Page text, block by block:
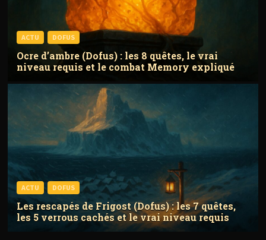
ACTU DOFUS
Ocre d’ambre (Dofus) : les 8 quêtes, le vrai
niveau requis et le combat Memory expliqué
ACTU DOFUS
Les rescapés de Frigost (Dofus) : les 7 quêtes,
les 5 verrous cachés et le vrai niveau requis